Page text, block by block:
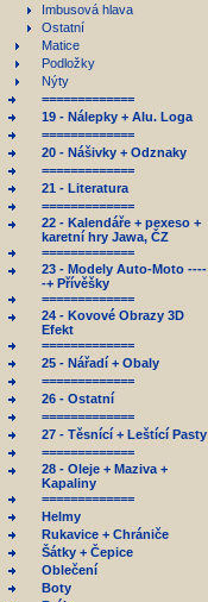
Imbusová hlava
Ostatní
Matice
Podložky
Nýty
=============
19 - Nálepky + Alu. Loga
=============
20 - Nášivky + Odznaky
=============
21 - Literatura
=============
22 - Kalendáře + pexeso +
karetní hry Jawa, ČZ
=============
23 - Modely Auto-Moto ----
-+ Přívěšky
=============
24 - Kovové Obrazy 3D
Efekt
=============
25 - Nářadí + Obaly
=============
26 - Ostatní
=============
27 - Těsnící + Leštící Pasty
=============
28 - Oleje + Maziva +
Kapaliny
=============
Helmy
Rukavice + Chrániče
Šátky + Čepice
Oblečení
Boty